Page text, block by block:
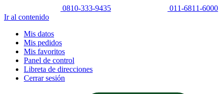
0810-333-9435
011-6811-6000
Ir al contenido
Mis datos
Mis pedidos
Mis favoritos
Panel de control
Libreta de direcciones
Cerrar sesión